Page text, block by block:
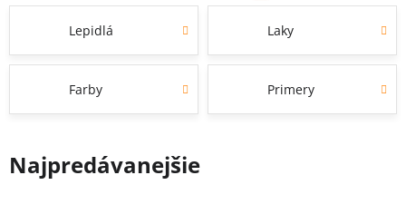
Lepidlá Laky
Farby Primery
Najpredávanejšie